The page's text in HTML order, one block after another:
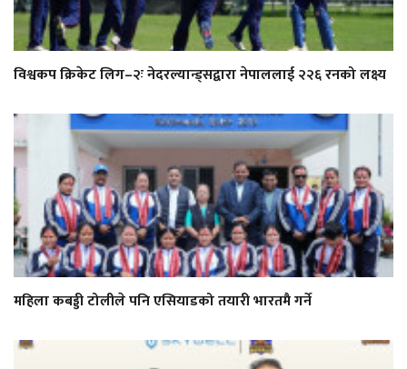
विश्वकप क्रिकेट लिग–२ः नेदरल्यान्ड्सद्वारा नेपाललाई २२६ रनको लक्ष्य
महिला कबड्डी टोलीले पनि एसियाडको तयारी भारतमै गर्ने